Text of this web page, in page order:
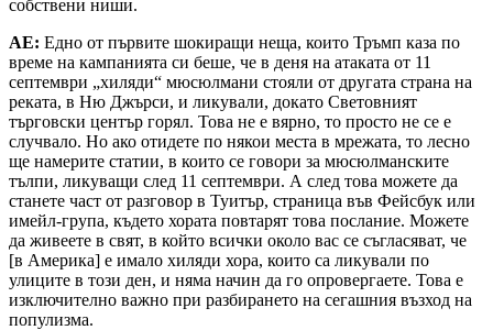
собствени ниши.
АЕ: Едно от първите шокиращи неща, които Тръмп каза по
време на кампанията си беше, че в деня на атаката от 11
септември „хиляди“ мюсюлмани стояли от другата страна на
реката, в Ню Джърси, и ликували, докато Световният
търговски център горял. Това не е вярно, то просто не се е
случвало. Но ако отидете по някои места в мрежата, то лесно
ще намерите статии, в които се говори за мюсюлманските
тълпи, ликуващи след 11 септември. А след това можете да
станете част от разговор в Туитър, страница във Фейсбук или
имейл-група, където хората повтарят това послание. Можете
да живеете в свят, в който всички около вас се съгласяват, че
[в Америка] е имало хиляди хора, които са ликували по
улиците в този ден, и няма начин да го опровергаете. Това е
изключително важно при разбирането на сегашния възход на
популизма.